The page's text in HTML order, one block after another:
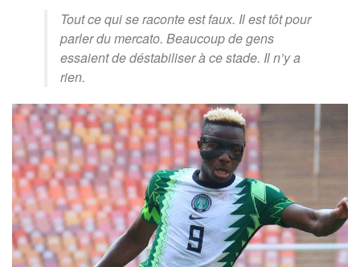
Tout ce qui se raconte est faux. Il est tôt pour
parler du mercato. Beaucoup de gens
essaient de déstabiliser à ce stade. Il n’y a
rien.